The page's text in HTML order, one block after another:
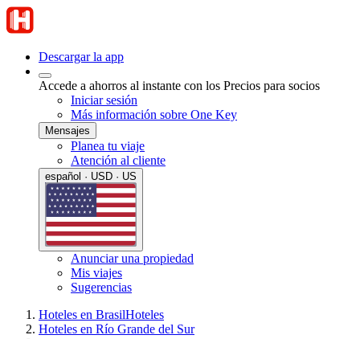
Descargar la app
Accede a ahorros al instante con los Precios para socios
Iniciar sesión
Más información sobre One Key
Mensajes
Planea tu viaje
Atención al cliente
español · USD · US
Anunciar una propiedad
Mis viajes
Sugerencias
Hoteles en BrasilHoteles
Hoteles en Río Grande del Sur